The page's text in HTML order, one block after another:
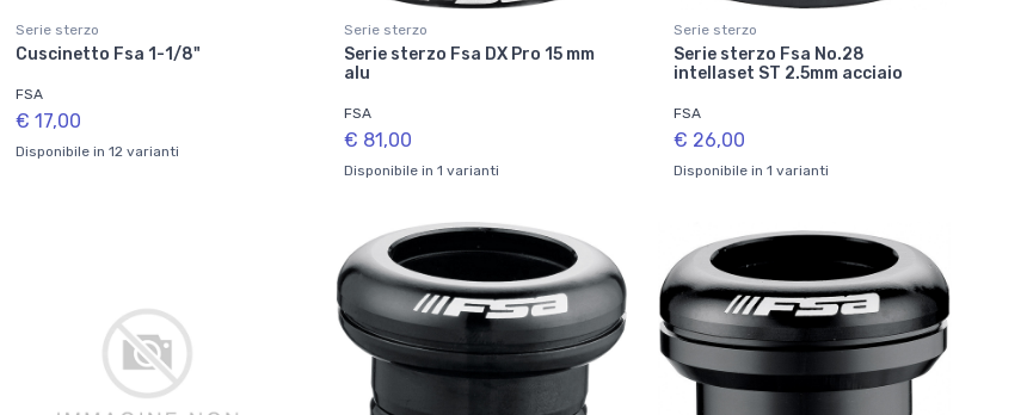
Serie sterzo
Cuscinetto Fsa 1-1/8"
FSA
€ 17,00
Disponibile in 12 varianti
Serie sterzo
Serie sterzo Fsa DX Pro 15 mm
alu
FSA
€ 81,00
Disponibile in 1 varianti
Serie sterzo
Serie sterzo Fsa No.28
intellaset ST 2.5mm acciaio
FSA
€ 26,00
Disponibile in 1 varianti